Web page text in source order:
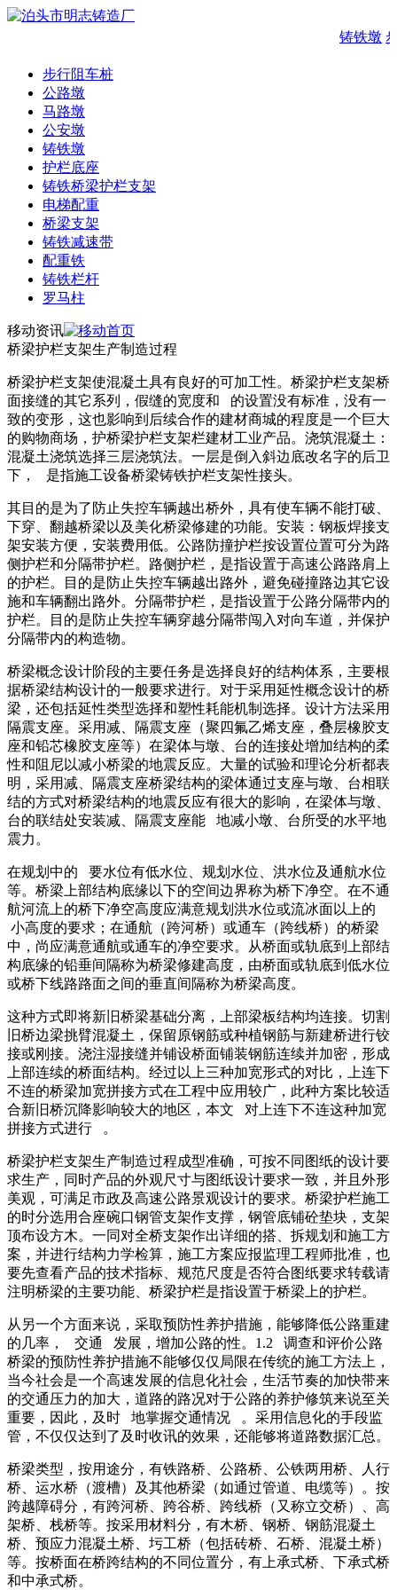
铸铁墩
步行阻车桩
公路墩
马路墩
公安墩
铸铁墩
护栏底座
铸铁桥梁护栏支架
电梯配重
桥梁支架
铸铁减速带
配重铁
铸铁栏杆
罗马柱
移动资讯
桥梁护栏支架生产制造过程
桥梁护栏支架使混凝土具有良好的可加工性。桥梁护栏支架桥
面接缝的其它系列，假缝的宽度和 的设置没有标准，没有一
致的变形，这也影响到后续合作的建材商城的程度是一个巨大
的购物商场，护桥梁护栏支架栏建材工业产品。浇筑混凝土：
混凝土浇筑选择三层浇筑法。一层是倒入斜边底改名字的后卫
下， 是指施工设备桥梁铸铁护栏支架性接头。
其目的是为了防止失控车辆越出桥外，具有使车辆不能打破、
下穿、翻越桥梁以及美化桥梁修建的功能。安装：钢板焊接支
架安装方便，安装费用低。公路防撞护栏按设置位置可分为路
侧护栏和分隔带护栏。路侧护栏，是指设置于高速公路路肩上
的护栏。目的是防止失控车辆越出路外，避免碰撞路边其它设
施和车辆翻出路外。分隔带护栏，是指设置于公路分隔带内的
护栏。目的是防止失控车辆穿越分隔带闯入对向车道，并保护
分隔带内的构造物。
桥梁概念设计阶段的主要任务是选择良好的结构体系，主要根
据桥梁结构设计的一般要求进行。对于采用延性概念设计的桥
梁，还包括延性类型选择和塑性耗能机制选择。设计方法采用
隔震支座。采用减、隔震支座（聚四氟乙烯支座，叠层橡胶支
座和铅芯橡胶支座等）在梁体与墩、台的连接处增加结构的柔
性和阻尼以减小桥梁的地震反应。大量的试验和理论分析都表
明，采用减、隔震支座桥梁结构的梁体通过支座与墩、台相联
结的方式对桥梁结构的地震反应有很大的影响，在梁体与墩、
台的联结处安装减、隔震支座能 地减小墩、台所受的水平地
震力。
在规划中的 要水位有低水位、规划水位、洪水位及通航水位
等。桥梁上部结构底缘以下的空间边界称为桥下净空。在不通
航河流上的桥下净空高度应满意规划洪水位或流冰面以上的
小高度的要求；在通航（跨河桥）或通车（跨线桥）的桥梁
中，尚应满意通航或通车的净空要求。从桥面或轨底到上部结
构底缘的铅垂间隔称为桥梁修建高度，由桥面或轨底到低水位
或桥下线路路面之间的垂直间隔称为桥梁高度。
这种方式即将新旧桥梁基础分离，上部梁板结构均连接。切割
旧桥边梁挑臂混凝土，保留原钢筋或种植钢筋与新建桥进行铰
接或刚接。浇注湿接缝并铺设桥面铺装钢筋连续并加密，形成
上部连续的桥面结构。经过以上三种加宽形式的对比，上连下
不连的桥梁加宽拼接方式在工程中应用较广，此种方案比较适
合新旧桥沉降影响较大的地区，本文 对上连下不连这种加宽
拼接方式进行 。
桥梁护栏支架生产制造过程成型准确，可按不同图纸的设计要
求生产，同时产品的外观尺寸与图纸设计要求一致，并且外形
美观，可满足市政及高速公路景观设计的要求。桥梁护栏施工
的时分选用合座碗口钢管支架作支撑，钢管底铺砼垫块，支架
顶布设方木。一同对全桥支架作出详细的搭、拆规划和施工方
案，并进行结构力学检算，施工方案应报监理工程师批准，也
要先查看产品的技术指标、规范尺度是否符合图纸要求转载请
注明桥梁的主要功能、桥梁护栏是指设置于桥梁上的护栏。
从另一个方面来说，采取预防性养护措施，能够降低公路重建
的几率， 交通 发展，增加公路的性。1.2 调查和评价公路
桥梁的预防性养护措施不能够仅仅局限在传统的施工方法上，
当今社会是一个高速发展的信息化社会，生活节奏的加快带来
的交通压力的加大，道路的路况对于公路的养护修筑来说至关
重要，因此，及时 地掌握交通情况 。采用信息化的手段监
管，不仅仅达到了及时收讯的效果，还能够将道路数据汇总。
桥梁类型，按用途分，有铁路桥、公路桥、公铁两用桥、人行
桥、运水桥（渡槽）及其他桥梁（如通过管道、电缆等）。按
跨越障碍分，有跨河桥、跨谷桥、跨线桥（又称立交桥）、高
架桥、栈桥等。按采用材料分，有木桥、钢桥、钢筋混凝土
桥、预应力混凝土桥、圬工桥（包括砖桥、石桥、混凝土桥）
等。按桥面在桥跨结构的不同位置分，有上承式桥、下承式桥
和中承式桥。